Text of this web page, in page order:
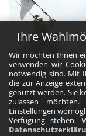
Ihre
Wir möchten Ihnen
verwenden wir
notwendig sind. Mit
die zur Anzeige
genutzt werden. Sie
zulassen
Einstellungen
Verfügung stehen.